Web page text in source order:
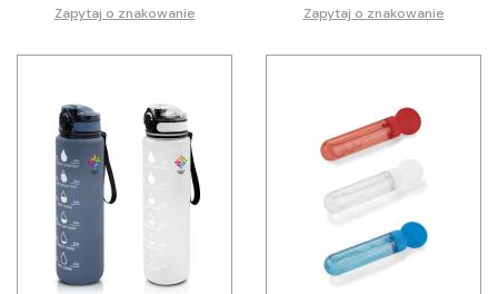
Zapytaj o znakowanie
Zapytaj o znakowanie